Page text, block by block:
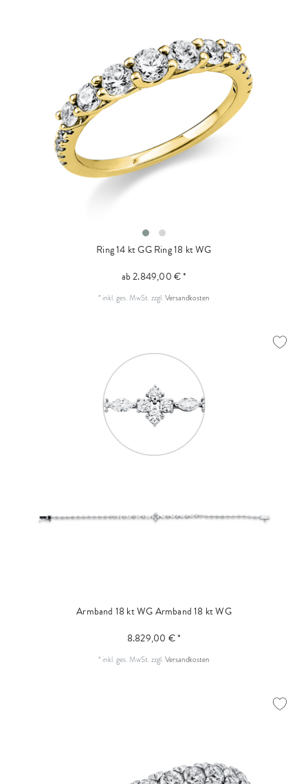
Ring 14 kt GGRing 18 kt WG
ab 2.849,00 € *
* inkl. ges. MwSt.zzgl.Versandkosten
Armband 18 kt WGArmband 18 kt WG
8.829,00 € *
* inkl. ges. MwSt.zzgl.Versandkosten